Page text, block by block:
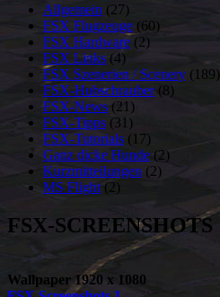
Allgemein (27)
FSX Flugzeuge (60)
FSX Hardware (2)
FSX Links (4)
FSX Szenerien / Scenery (189)
FSX-Hubschrauber(8)
FSX-News (21)
FSX-Tipps (31)
FSX-Tutorials (17)
Ganz dicke Hunde (2)
Kurzmitteilungen (2)
MS Flight(2)
FSX-SCREENSHOTS
Wallpaper 1920 x 1080